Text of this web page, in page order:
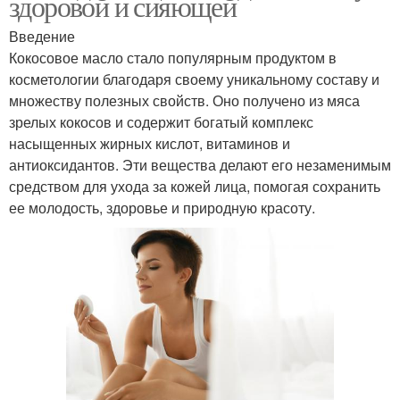
Введение
Кокосовое масло стало популярным продуктом в
косметологии благодаря своему уникальному составу и
множеству полезных свойств. Оно получено из мяса
зрелых кокосов и содержит богатый комплекс
насыщенных жирных кислот, витаминов и
антиоксидантов. Эти вещества делают его незаменимым
средством для ухода за кожей лица, помогая сохранить
ее молодость, здоровье и природную красоту.